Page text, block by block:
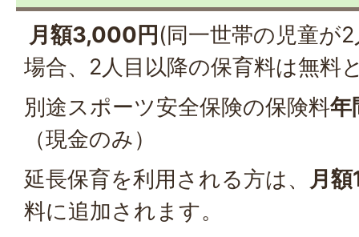
月額3,000円 (同一世帯の児童が
場合、2人目以降の保育料は無料
別途スポーツ安全保険の保険料年
（現金のみ）
延長保育を利用される方は、 月
料に追加されます。